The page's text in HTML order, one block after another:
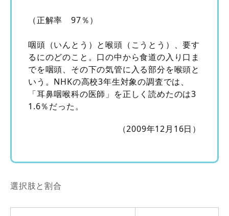
（正解率 97％）
咽頭（いんとう）と喉頭（こうとう）、要す
るにのどのこと。口の中から食道の入り口ま
でを咽頭、その下の気管に入る部分を喉頭と
いう。NHKの高校3年生対象の調査では、
「耳鼻咽喉科の医師」を正しく読めたのは3
1.6％だった。
（2009年12月16日）
選択肢と割合